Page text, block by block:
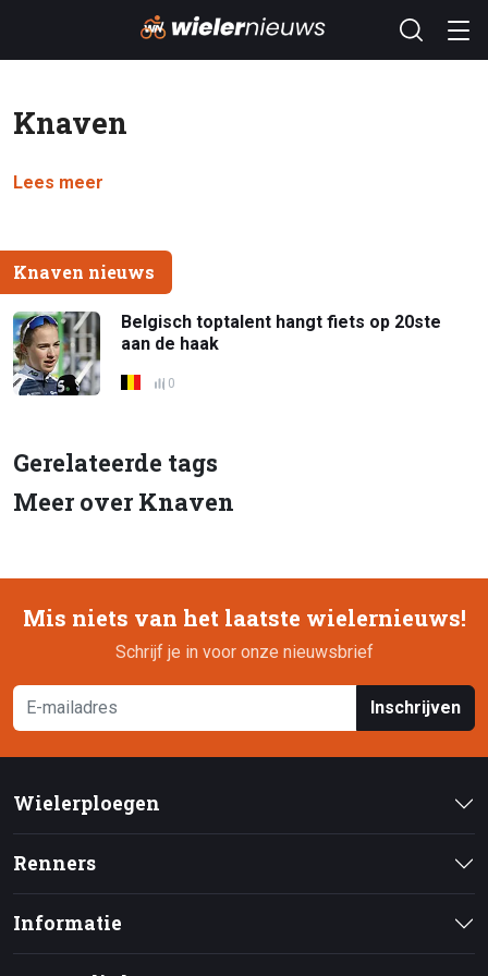
Knaven
Lees meer
Knaven nieuws
Belgisch toptalent hangt fiets op 20ste
aan de haak
0
Gerelateerde tags
Meer over Knaven
Mis niets van het laatste wielernieuws!
Schrijf je in voor onze nieuwsbrief
Inschrijven
Wielerploegen
Renners
Informatie